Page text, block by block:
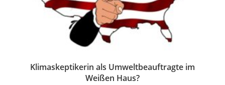
Klimaskeptikerin als Umweltbeauftragte im
Weißen Haus?